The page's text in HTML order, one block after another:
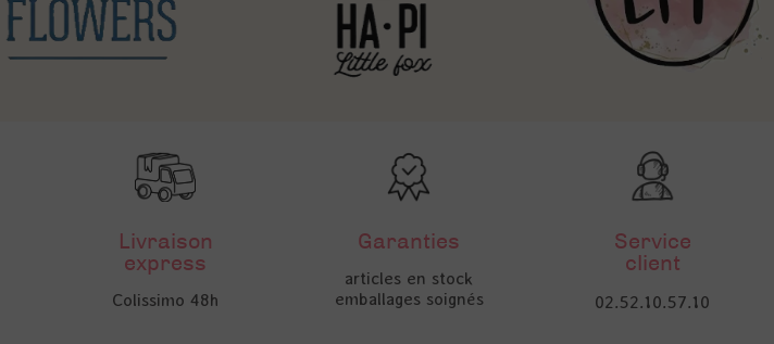
Livraison
express
Colissimo 48h
Garanties
articles en stock
emballages soignés
Service
client
02.52.10.57.10